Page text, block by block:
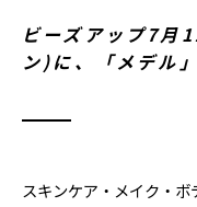
ビーズアップ7月
ン)に、「メデル
スキンケア・メイク・